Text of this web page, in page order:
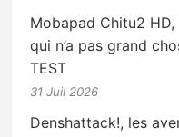
Mobapad Chitu2
qui n’a pas grand
TEST
31 Juil 2026
Denshattack!, les